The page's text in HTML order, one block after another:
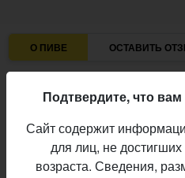
О ПИВЕ ОСТАВИТЬ
Пивоварня:
Borodachy
Алкоголь:
5,0%
Горечь:
30 IBU
Подтвердите, что
Сайт содержит
для лиц, не
возраста. Сведения,